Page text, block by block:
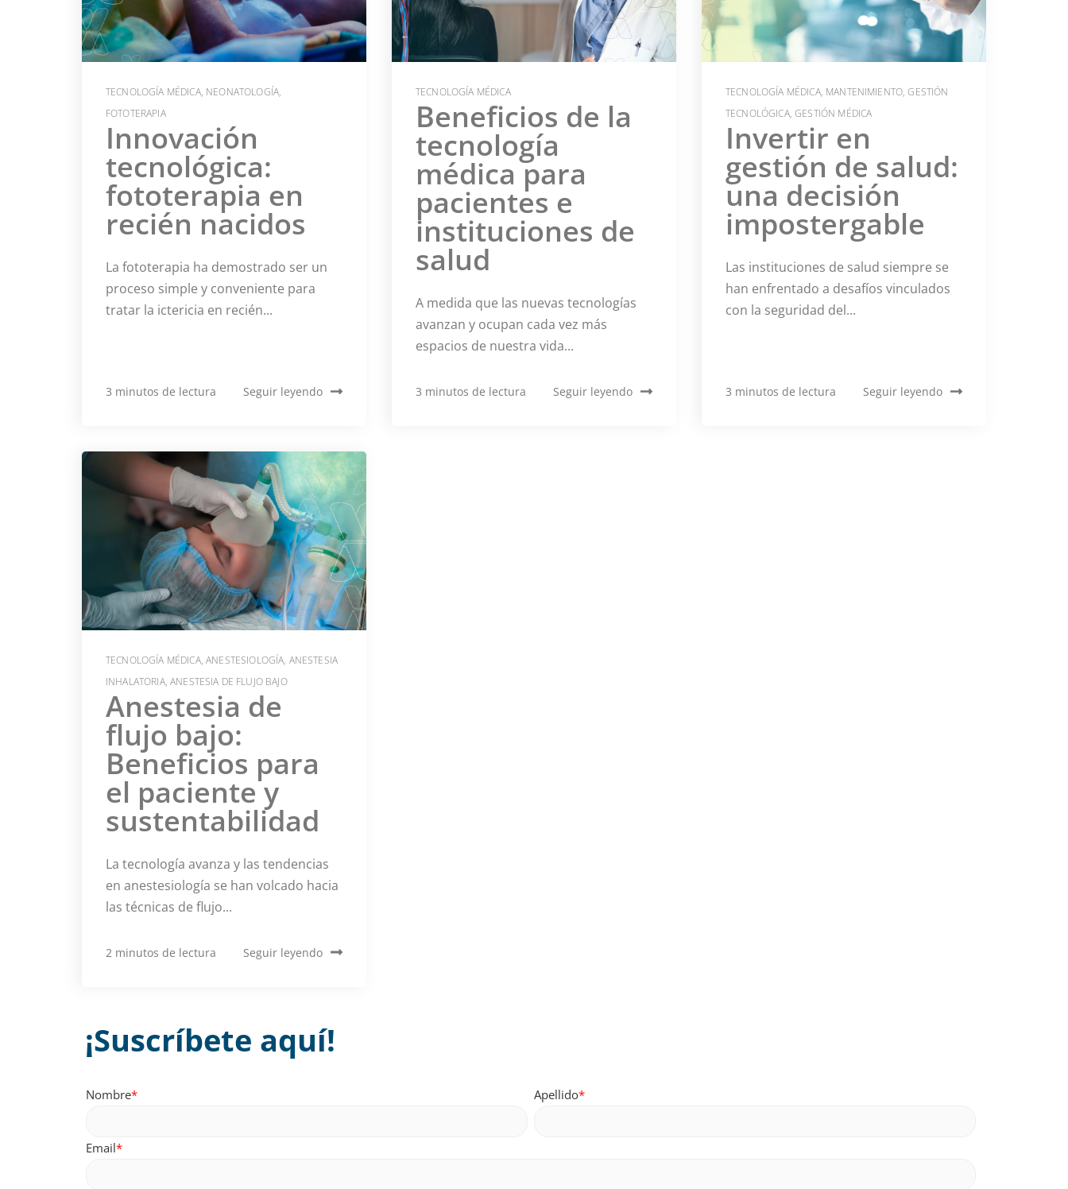
TECNOLOGÍA MÉDICA, NEONATOLOGÍA,
FOTOTERAPIA
Innovación
tecnológica:
fototerapia en
recién nacidos
La fototerapia ha demostrado ser un
proceso simple y conveniente para
tratar la ictericia en recién...
3 minutos de lectura Seguir leyendo
TECNOLOGÍA MÉDICA
Beneficios de la
tecnología
médica para
pacientes e
instituciones de
salud
A medida que las nuevas tecnologías
avanzan y ocupan cada vez más
espacios de nuestra vida...
3 minutos de lectura Seguir leyendo
TECNOLOGÍA MÉDICA, MANTENIMIENTO,GESTIÓN
TECNOLÓGICA,GESTIÓN MÉDICA
Invertir en
gestión de salud:
una decisión
impostergable
Las instituciones de salud siempre se
han enfrentado a desafíos vinculados
con la seguridad del...
3 minutos de lectura Seguir leyendo
TECNOLOGÍA MÉDICA,ANESTESIOLOGÍA, ANESTESIA
INHALATORIA,ANESTESIA DE FLUJO BAJO
Anestesia de
flujo bajo:
Beneficios para
el paciente y
sustentabilidad
La tecnología avanza y las tendencias
en anestesiología se han volcado hacia
las técnicas de flujo...
2 minutos de lectura Seguir leyendo
¡Suscríbete aquí!
Nombre* Apellido*
Email*